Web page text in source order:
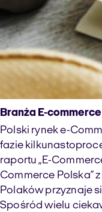
Branża E-
Polski rynek e-
fazie
raportu „E-
Commerce Polska”
Polaków przyznaje
Spośród wielu